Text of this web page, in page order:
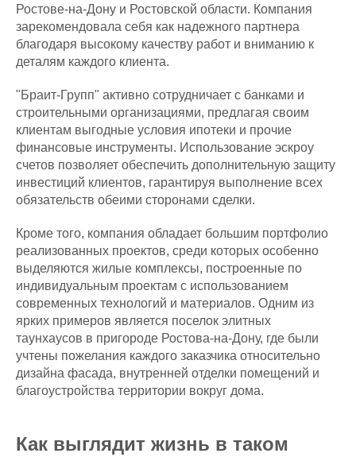
Ростове-на-Дону и Ростовской области. Компания
зарекомендовала себя как надежного партнера
благодаря высокому качеству работ и вниманию к
деталям каждого клиента.
"Браит-Групп" активно сотрудничает с банками и
строительными организациями, предлагая своим
клиентам выгодные условия ипотеки и прочие
финансовые инструменты. Использование эскроу
счетов позволяет обеспечить дополнительную защиту
инвестиций клиентов, гарантируя выполнение всех
обязательств обеими сторонами сделки.
Кроме того, компания обладает большим портфолио
реализованных проектов, среди которых особенно
выделяются жилые комплексы, построенные по
индивидуальным проектам с использованием
современных технологий и материалов. Одним из
ярких примеров является поселок элитных
таунхаусов в пригороде Ростова-на-Дону, где были
учтены пожелания каждого заказчика относительно
дизайна фасада, внутренней отделки помещений и
благоустройства территории вокруг дома.
Как выглядит жизнь в таком